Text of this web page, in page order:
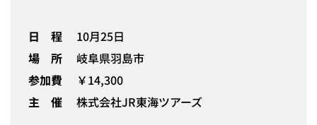
日 程
10月25日
場 所
岐阜県羽島市
参加費
￥14,300
主 催
株式会社JR東海ツアーズ